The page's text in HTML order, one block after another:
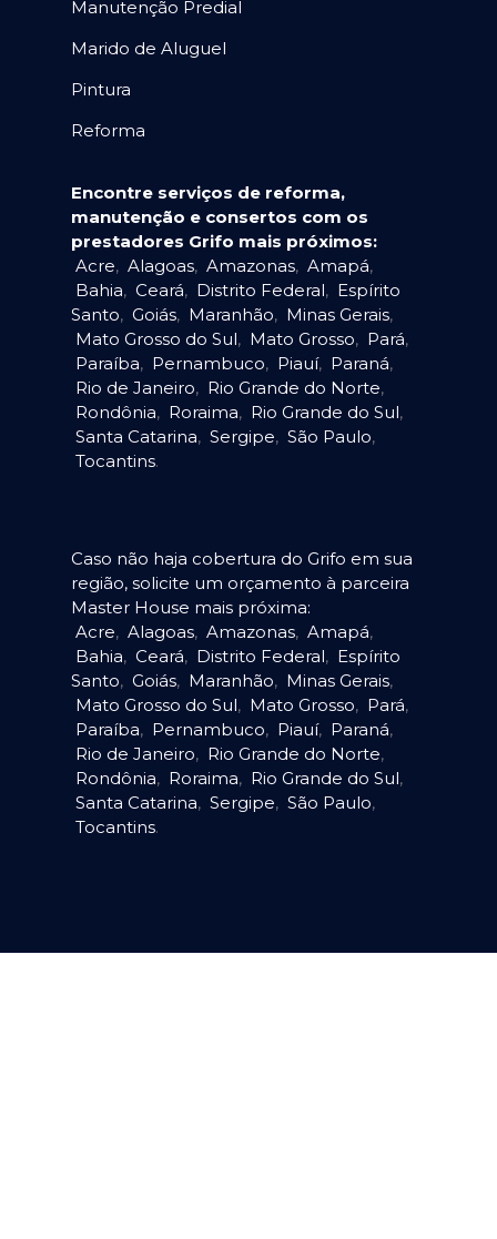
Manutenção Predial
Marido de Aluguel
Pintura
Reforma
Encontre serviços de reforma,
manutenção e consertos com os
prestadores Grifo mais próximos:
Acre, Alagoas, Amazonas, Amapá,
Bahia, Ceará, Distrito Federal, Espírito
Santo, Goiás, Maranhão, Minas Gerais,
Mato Grosso do Sul, Mato Grosso, Pará,
Paraíba, Pernambuco, Piauí, Paraná,
Rio de Janeiro, Rio Grande do Norte,
Rondônia, Roraima, Rio Grande do Sul,
Santa Catarina, Sergipe, São Paulo,
Tocantins.
Caso não haja cobertura do Grifo em sua
região, solicite um orçamento à parceira
Master House mais próxima:
Acre, Alagoas, Amazonas, Amapá,
Bahia, Ceará, Distrito Federal, Espírito
Santo, Goiás, Maranhão, Minas Gerais,
Mato Grosso do Sul, Mato Grosso, Pará,
Paraíba, Pernambuco, Piauí, Paraná,
Rio de Janeiro, Rio Grande do Norte,
Rondônia, Roraima, Rio Grande do Sul,
Santa Catarina, Sergipe, São Paulo,
Tocantins.